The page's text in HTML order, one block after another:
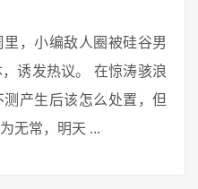
，小编敌人圈被硅谷男
诱发热议。 在惊涛骇浪
产生后该怎么处置，但
无常，明天 ...